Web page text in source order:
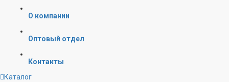
О компании
Оптовый отдел
Контакты
Каталог